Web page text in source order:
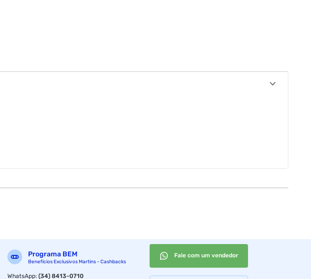
Programa BEM
Benefícios Exclusivos Martins - Cashbacks
WhatsApp:(34) 8413-0710
Fale com um vendedor